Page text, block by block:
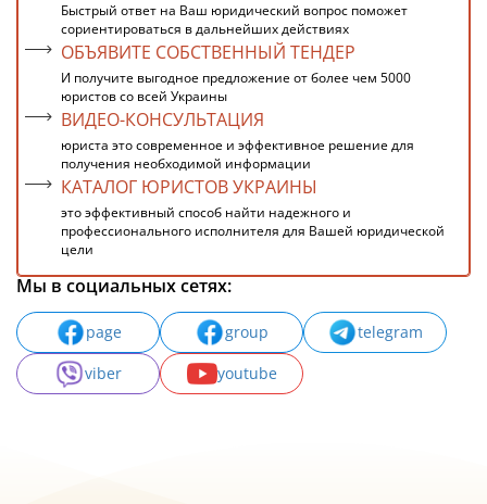
Быстрый ответ на Ваш юридический вопрос поможет
сориентироваться в дальнейших действиях
ОБЪЯВИТЕ СОБСТВЕННЫЙ ТЕНДЕР
И получите выгодное предложение от более чем 5000
юристов со всей Украины
ВИДЕО-КОНСУЛЬТАЦИЯ
юриста это современное и эффективное решение для
получения необходимой информации
КАТАЛОГ ЮРИСТОВ УКРАИНЫ
это эффективный способ найти надежного и
профессионального исполнителя для Вашей юридической
цели
Мы в социальных сетях:
page group
telegram
viber
youtube